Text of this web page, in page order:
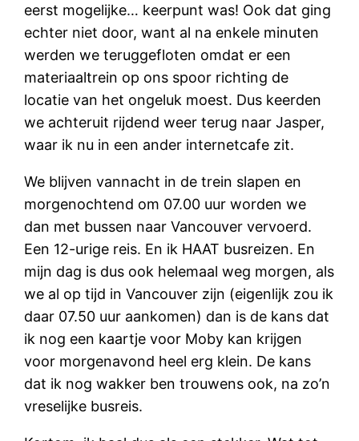
eerst mogelijke… keerpunt was! Ook dat ging
echter niet door, want al na enkele minuten
werden we teruggefloten omdat er een
materiaaltrein op ons spoor richting de
locatie van het ongeluk moest. Dus keerden
we achteruit rijdend weer terug naar Jasper,
waar ik nu in een ander internetcafe zit.
We blijven vannacht in de trein slapen en
morgenochtend om 07.00 uur worden we
dan met bussen naar Vancouver vervoerd.
Een 12-urige reis. En ik HAAT busreizen. En
mijn dag is dus ook helemaal weg morgen, als
we al op tijd in Vancouver zijn (eigenlijk zou ik
daar 07.50 uur aankomen) dan is de kans dat
ik nog een kaartje voor Moby kan krijgen
voor morgenavond heel erg klein. De kans
dat ik nog wakker ben trouwens ook, na zo’n
vreselijke busreis.